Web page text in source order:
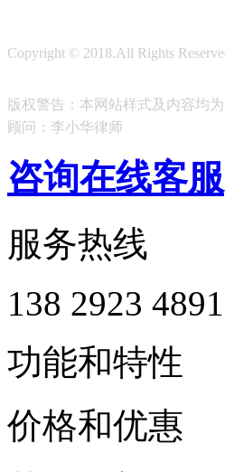
Copyright © 2018.All Rights
版权警告：本网站样式及内容均
顾问：李小华律师
咨询在线客服
服务热线
138 2923 4891
功能和特性
价格和优惠